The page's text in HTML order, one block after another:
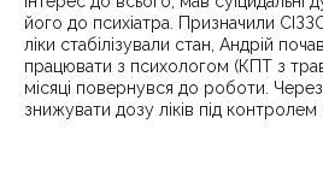
його до психіатра. Призначили
ліки стабілізували стан, Андрій
працювати з психологом (КПТ з
місяці повернувся до роботи.
знижувати дозу ліків під контролем